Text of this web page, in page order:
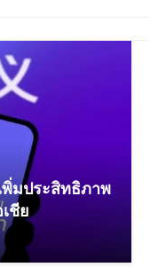
พิ่มประสิทธิภาพ
ชีย